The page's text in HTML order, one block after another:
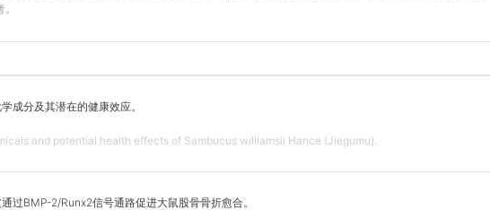
成分及其潜在的健康效应。
and potential health effects of Sambucus williamsii Hance (Jiegumu).
过BMP-2/Runx2信号通路促进大鼠股骨骨折愈合。